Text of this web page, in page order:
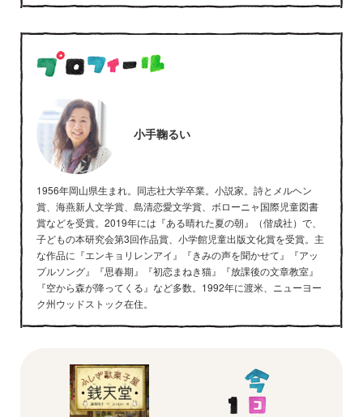
小手鞠るい
1956年岡山県生まれ。同志社大学卒業。小説家。詩とメルヘン
賞、海燕新人文学賞、島清恋愛文学賞、ボローニャ国際児童図書
賞などを受賞。2019年には『ある晴れた夏の朝』（偕成社）で、
子どもの本研究会第3回作品賞、小学館児童出版文化賞を受賞。主
な作品に『エンキョリレンアイ』『きみの声を聞かせて』『アッ
プルソング』『思春期』『初恋まねき猫』『放課後の文章教室』
『空から森が降ってくる』など多数。1992年に渡米、ニューヨー
ク州ウッドストック在住。